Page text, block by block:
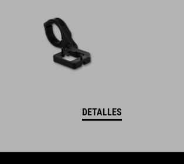
DETALLES